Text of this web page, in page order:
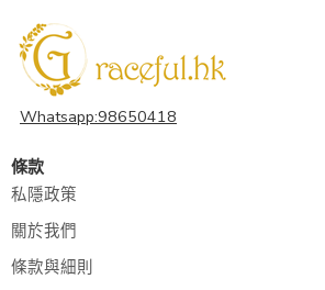
Whatsapp:98650418
條款
私隱政策
關於我們
條款與細則